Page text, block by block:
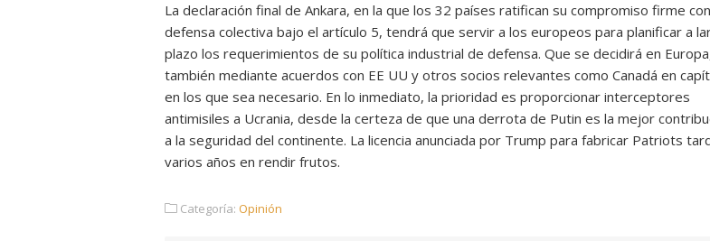
La declaración final de Ankara, en la que los 32 países ratifican su compromiso firme
defensa colectiva bajo el artículo 5, tendrá que servir a los europeos para planificar a
plazo los requerimientos de su política industrial de defensa. Que se decidirá en
también mediante acuerdos con EE UU y otros socios relevantes como Canadá en
en los que sea necesario. En lo inmediato, la prioridad es proporcionar interceptores
antimisiles a Ucrania, desde la certeza de que una derrota de Putin es la mejor
a la seguridad del continente. La licencia anunciada por Trump para fabricar Patriots
varios años en rendir frutos.
Categoría: Opinión